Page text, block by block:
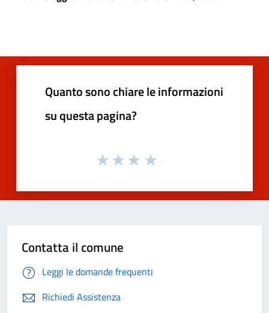
Quanto sono chiare le informazioni
su questa pagina?
Contatta il comune
Leggi le domande frequenti
Richiedi Assistenza